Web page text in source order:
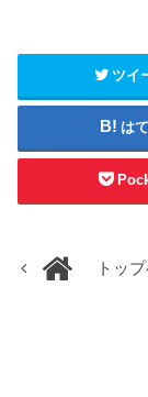
ツイ
は
トッ